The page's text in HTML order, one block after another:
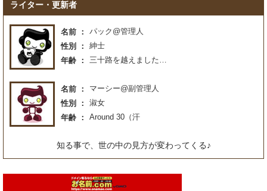
ライター・更新者
名前
パック@管理人
性別
紳士
年齢
三十路を越えました…
名前
マーシー@副管理人
性別
淑女
年齢
Around 30（汗
知る事で、世の中の見方が変わってくる♪